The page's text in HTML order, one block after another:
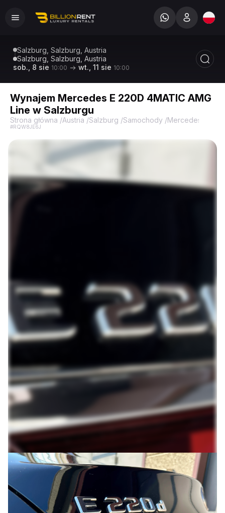
Salzburg, Salzburg, Austria
Salzburg, Salzburg, Austria
sob., 8 sie 10:00 wt., 11 sie 10:00
Wynajem Mercedes E 220D 4MATIC AMG
Line w Salzburgu
Strona główna /Austria /Salzburg /Samochody /Mercedes-Benz
#RQW8JE6J